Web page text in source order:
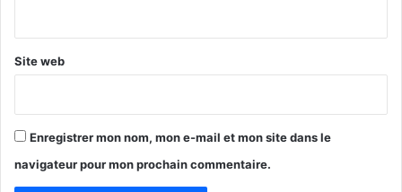
Site web
Enregistrer mon nom, mon e-mail et mon site dans le
navigateur pour mon prochain commentaire.